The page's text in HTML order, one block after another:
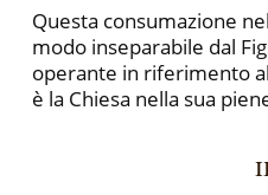
Questa consumazione
modo insepa­rabile dal
operante in riferimento
è la Chiesa nella sua